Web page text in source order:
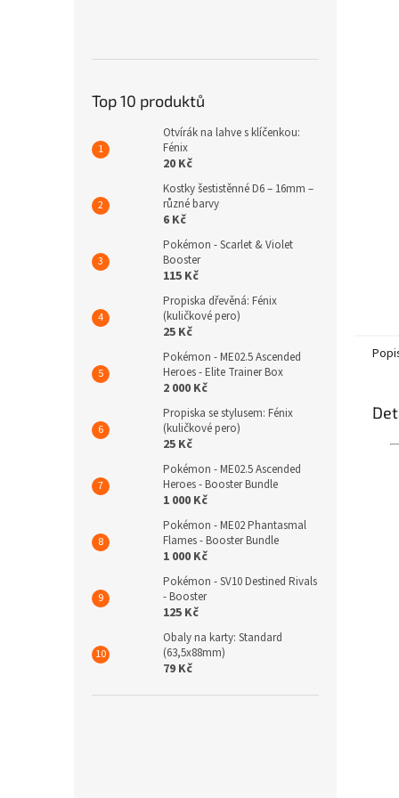
Top 10 produktů
Otvírák na lahve s klíčenkou:
Fénix
20 Kč
Kostky šestistěnné D6 – 16mm –
různé barvy
6 Kč
Pokémon - Scarlet & Violet
Booster
115 Kč
Propiska dřevěná: Fénix
(kuličkové pero)
25 Kč
Pokémon - ME02.5 Ascended
Heroes - Elite Trainer Box
2 000 Kč
Propiska se stylusem: Fénix
(kuličkové pero)
25 Kč
Pokémon - ME02.5 Ascended
Heroes - Booster Bundle
1 000 Kč
Pokémon - ME02 Phantasmal
Flames - Booster Bundle
1 000 Kč
Pokémon - SV10 Destined Rivals
- Booster
125 Kč
Obaly na karty: Standard
(63,5x88mm)
79 Kč